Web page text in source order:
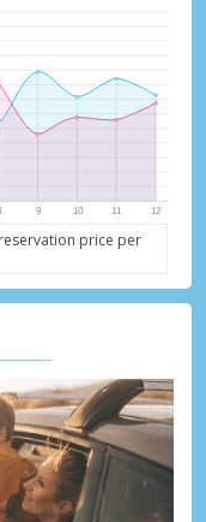
price per